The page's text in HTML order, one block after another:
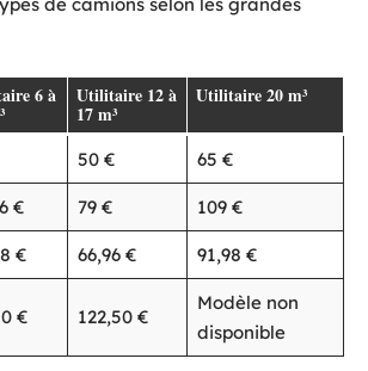
6 à Utilitaire 12 à
17 m³
Utilitaire 20 m³
50 € 65 €
€ 79 € 109 €
€ 66,96 € 91,98 €
€ 122,50 €
Modèle non
disponible